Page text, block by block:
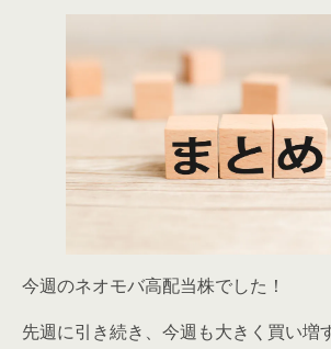
今週のネオモバ高配当株でした！
先週に引き続き、今週も大きく買い増